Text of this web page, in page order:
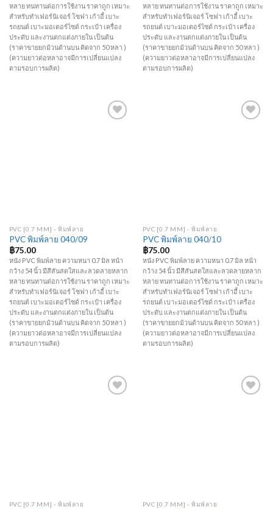
หลาย ทนทานต่อการใช้งาน ราคาถูก เหมาะ
สำหรับทำเฟอร์นิเจอร์ โซฟา เก้าอี้ เบาะ
รถยนต์ เบาะมอเตอร์ไซด์ กระเป๋า เครื่อง
ประดับ และงานตกแต่งภายใน เป็นต้น
(ราคาขายยกม้วนด้านบน คิดจาก 50 หลา )
(ความยาวต่อหลาอาจมีการเปลี่ยนแปลง
ตามรอบการผลิต)
หลาย ทนทานต่อการใช้งาน ราคาถูก เหมาะ
สำหรับทำเฟอร์นิเจอร์ โซฟา เก้าอี้ เบาะ
รถยนต์ เบาะมอเตอร์ไซด์ กระเป๋า เครื่อง
ประดับ และงานตกแต่งภายใน เป็นต้น
(ราคาขายยกม้วนด้านบน คิดจาก 50 หลา )
(ความยาวต่อหลาอาจมีการเปลี่ยนแปลง
ตามรอบการผลิต)
PVC [0.7 MM] - พิมพ์ลาย
PVC พิมพ์ลาย 040/09
฿75.00
หนัง PVC พิมพ์ลาย ความหนา 0.7 มิล หน้า
กว้าง 54 นิ้ว มีสีสันสดใสและลวดลายหลาก
หลาย ทนทานต่อการใช้งาน ราคาถูก เหมาะ
สำหรับทำเฟอร์นิเจอร์ โซฟา เก้าอี้ เบาะ
รถยนต์ เบาะมอเตอร์ไซด์ กระเป๋า เครื่อง
ประดับ และงานตกแต่งภายใน เป็นต้น
(ราคาขายยกม้วนด้านบน คิดจาก 50 หลา )
(ความยาวต่อหลาอาจมีการเปลี่ยนแปลง
ตามรอบการผลิต)
PVC [0.7 MM] - พิมพ์ลาย
PVC พิมพ์ลาย 040/10
฿75.00
หนัง PVC พิมพ์ลาย ความหนา 0.7 มิล หน้า
กว้าง 54 นิ้ว มีสีสันสดใสและลวดลายหลาก
หลาย ทนทานต่อการใช้งาน ราคาถูก เหมาะ
สำหรับทำเฟอร์นิเจอร์ โซฟา เก้าอี้ เบาะ
รถยนต์ เบาะมอเตอร์ไซด์ กระเป๋า เครื่อง
ประดับ และงานตกแต่งภายใน เป็นต้น
(ราคาขายยกม้วนด้านบน คิดจาก 50 หลา )
(ความยาวต่อหลาอาจมีการเปลี่ยนแปลง
ตามรอบการผลิต)
PVC [0.7 MM] - พิมพ์ลาย PVC [0.7 MM] - พิมพ์ลาย